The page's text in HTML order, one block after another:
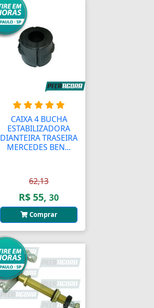
CAIXA 4 BUCHA
ESTABILIZADORA
DIANTEIRA TRASEIRA
MERCEDES BEN...
62,13
R$ 55,30
Comprar